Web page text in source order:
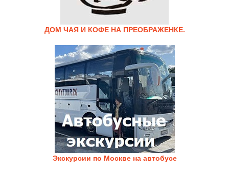
ДОМ ЧАЯ И КОФЕ НА ПРЕОБРАЖЕНКЕ.
Экскурсии по Москве на автобусе